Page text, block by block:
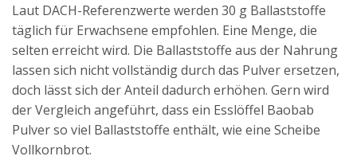
Laut DACH-Referenzwerte werden 30 g Ballaststoffe
täglich für Erwachsene empfohlen. Eine Menge, die
selten erreicht wird. Die Ballaststoffe aus der Nahrung
lassen sich nicht vollständig durch das Pulver ersetzen,
doch lässt sich der Anteil dadurch erhöhen. Gern wird
der Vergleich angeführt, dass ein Esslöffel Baobab
Pulver so viel Ballaststoffe enthält, wie eine Scheibe
Vollkornbrot.